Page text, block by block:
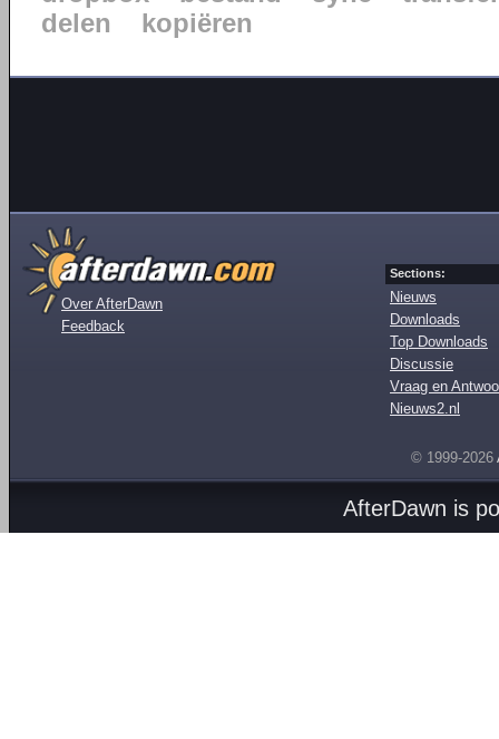
delen
kopiëren
Over AfterDawn
Feedback
Sections:
Nieuws
Downloads
Top Downloads
Discussie
Vraag en
Nieuws2.nl
© 1999-2026
AfterDawn is